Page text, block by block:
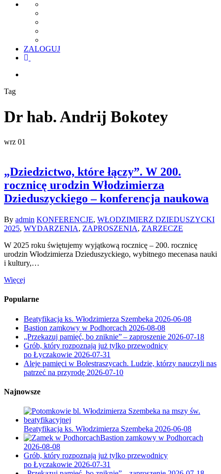
ZALOGUJ
facebook
Tag
Dr hab. Andrij Bokotey
wrz 01
„Dziedzictwo, które łączy”. W 200.
rocznicę urodzin Włodzimierza
Dzieduszyckiego – konferencja naukowa
By admin KONFERENCJE, WŁODZIMIERZ DZIEDUSZYCKI
2025, WYDARZENIA, ZAPROSZENIA, ZARZECZE
W 2025 roku świętujemy wyjątkową rocznicę – 200. rocznicę
urodzin Włodzimierza Dzieduszyckiego, wybitnego mecenasa nauki
i kultury,…
Więcej
Popularne
Beatyfikacja ks. Włodzimierza Szembeka 2026-06-08
Bastion zamkowy w Podhorcach 2026-08-08
„Przekazuj pamięć, bo zniknie” – zaproszenie 2026-07-18
Grób, który rozpoznają już tylko przewodnicy
po Łyczakowie 2026-07-31
Aleje pamięci w Bolestraszycach. Ludzie, którzy nauczyli nas
patrzeć na przyrodę 2026-07-10
Najnowsze
Beatyfikacja ks. Włodzimierza Szembeka 2026-06-08
Bastion zamkowy w Podhorcach
2026-08-08
Grób, który rozpoznają już tylko przewodnicy
po Łyczakowie 2026-07-31